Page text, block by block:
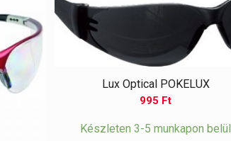
Lux Optical POKELUX
995 Ft
Készleten 3-5 munkapon belül